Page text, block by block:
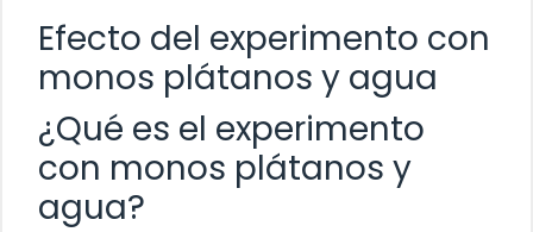
Efecto del experimento con
monos plátanos y agua
¿Qué es el experimento
con monos plátanos y
agua?